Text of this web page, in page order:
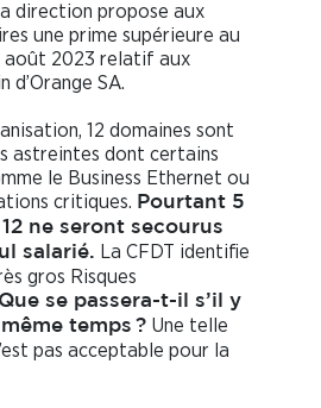
direction propose aux
une prime supérieure au
août 2023 relatif aux
d’Orange SA.
12 domaines sont
astreintes dont certains
le Business Ethernet ou
critiques. Pourtant 5
ne seront secourus
salarié. La CFDT identifie
gros Risques
Que se passera-t-il s’il y
temps ? Une telle
pas acceptable pour la